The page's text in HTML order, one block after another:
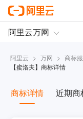
阿里云 > 万网 > 商标
【蜜洛夫】商标详情
商标详情 近期商